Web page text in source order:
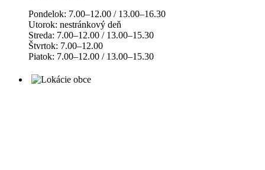
Pondelok: 7.00–12.00 / 13.00–16.30
Utorok: nestránkový deň
Streda: 7.00–12.00 / 13.00–15.30
Štvrtok: 7.00–12.00
Piatok: 7.00–12.00 / 13.00–15.30